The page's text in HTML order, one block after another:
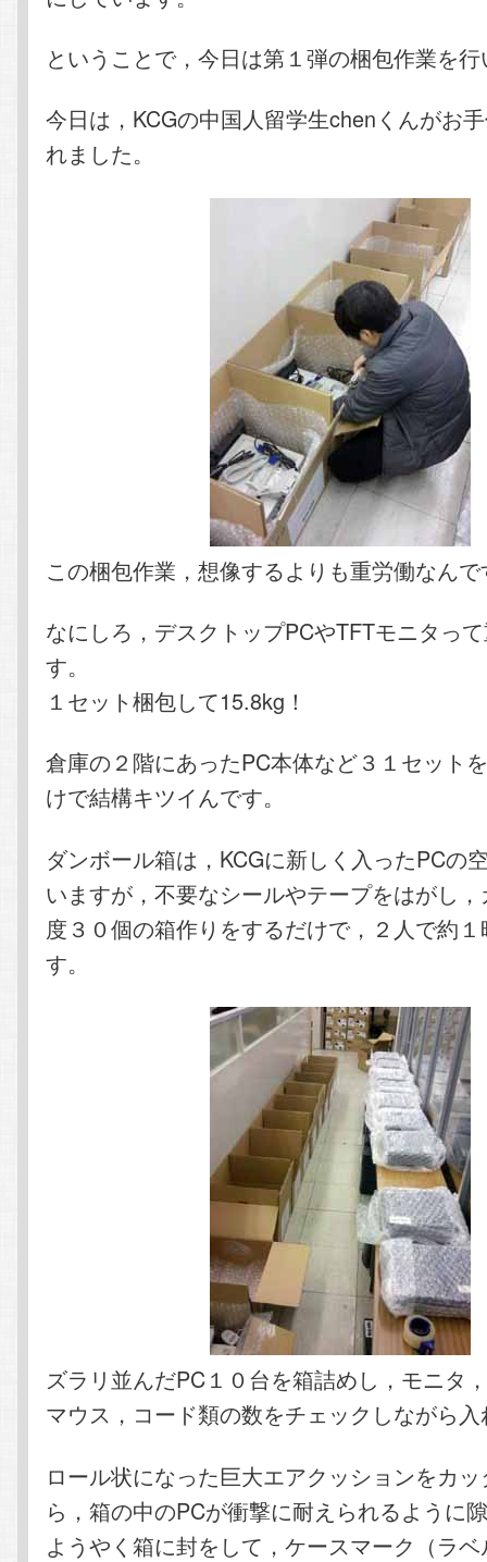
ということで，今日は第１弾の梱包作業を
今日は，KCGの中国人留学生chenくんがお
れました。
この梱包作業，想像するよりも重労働なん
なにしろ，デスクトップPCやTFTモニタっ
す。
１セット梱包して15.8kg！
倉庫の２階にあったPC本体など３１セット
けで結構キツイんです。
ダンボール箱は，KCGに新しく入ったPCの
いますが，不要なシールやテープをはがし
度３０個の箱作りをするだけで，２人で約
す。
ズラリ並んだPC１０台を箱詰めし，モニタ
マウス，コード類の数をチェックしながら
ロール状になった巨大エアクッションをカ
ら，箱の中のPCが衝撃に耐えられるように
ようやく箱に封をして，ケースマーク（ラ